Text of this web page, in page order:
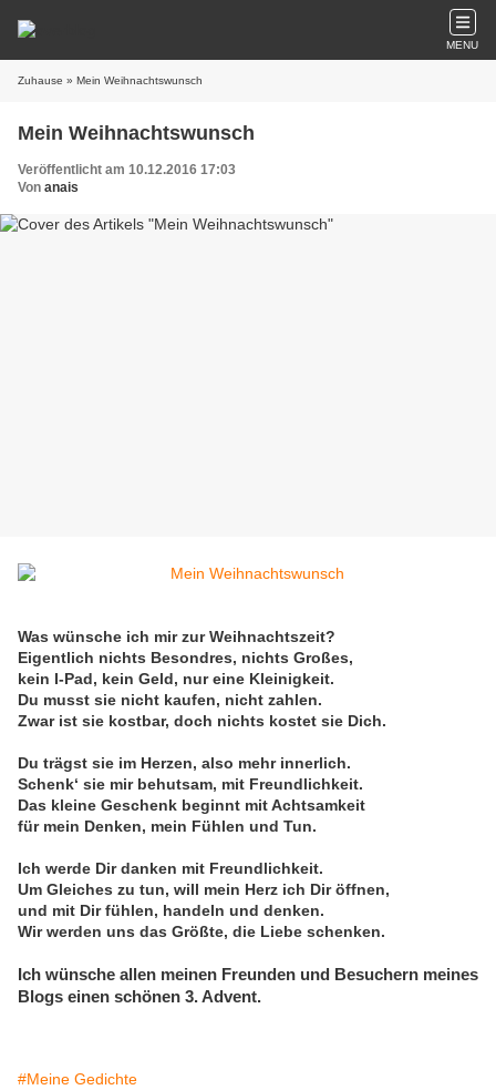
MENU
Zuhause » Mein Weihnachtswunsch
Mein Weihnachtswunsch
Veröffentlicht am 10.12.2016 17:03
Von anais
Was wünsche ich mir zur Weihnachtszeit?
Eigentlich nichts Besondres, nichts Großes,
kein I-Pad, kein Geld, nur eine Kleinigkeit.
Du musst sie nicht kaufen, nicht zahlen.
Zwar ist sie kostbar, doch nichts kostet sie Dich.
Du trägst sie im Herzen, also mehr innerlich.
Schenk‘ sie mir behutsam, mit Freundlichkeit.
Das kleine Geschenk beginnt mit Achtsamkeit
für mein Denken, mein Fühlen und Tun.
Ich werde Dir danken mit Freundlichkeit.
Um Gleiches zu tun, will mein Herz ich Dir öffnen,
und mit Dir fühlen, handeln und denken.
Wir werden uns das Größte, die Liebe schenken.
Ich wünsche allen meinen Freunden und Besuchern meines
Blogs einen schönen 3. Advent.
#Meine Gedichte